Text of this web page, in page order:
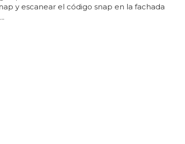
y escanear el código snap en la fachada